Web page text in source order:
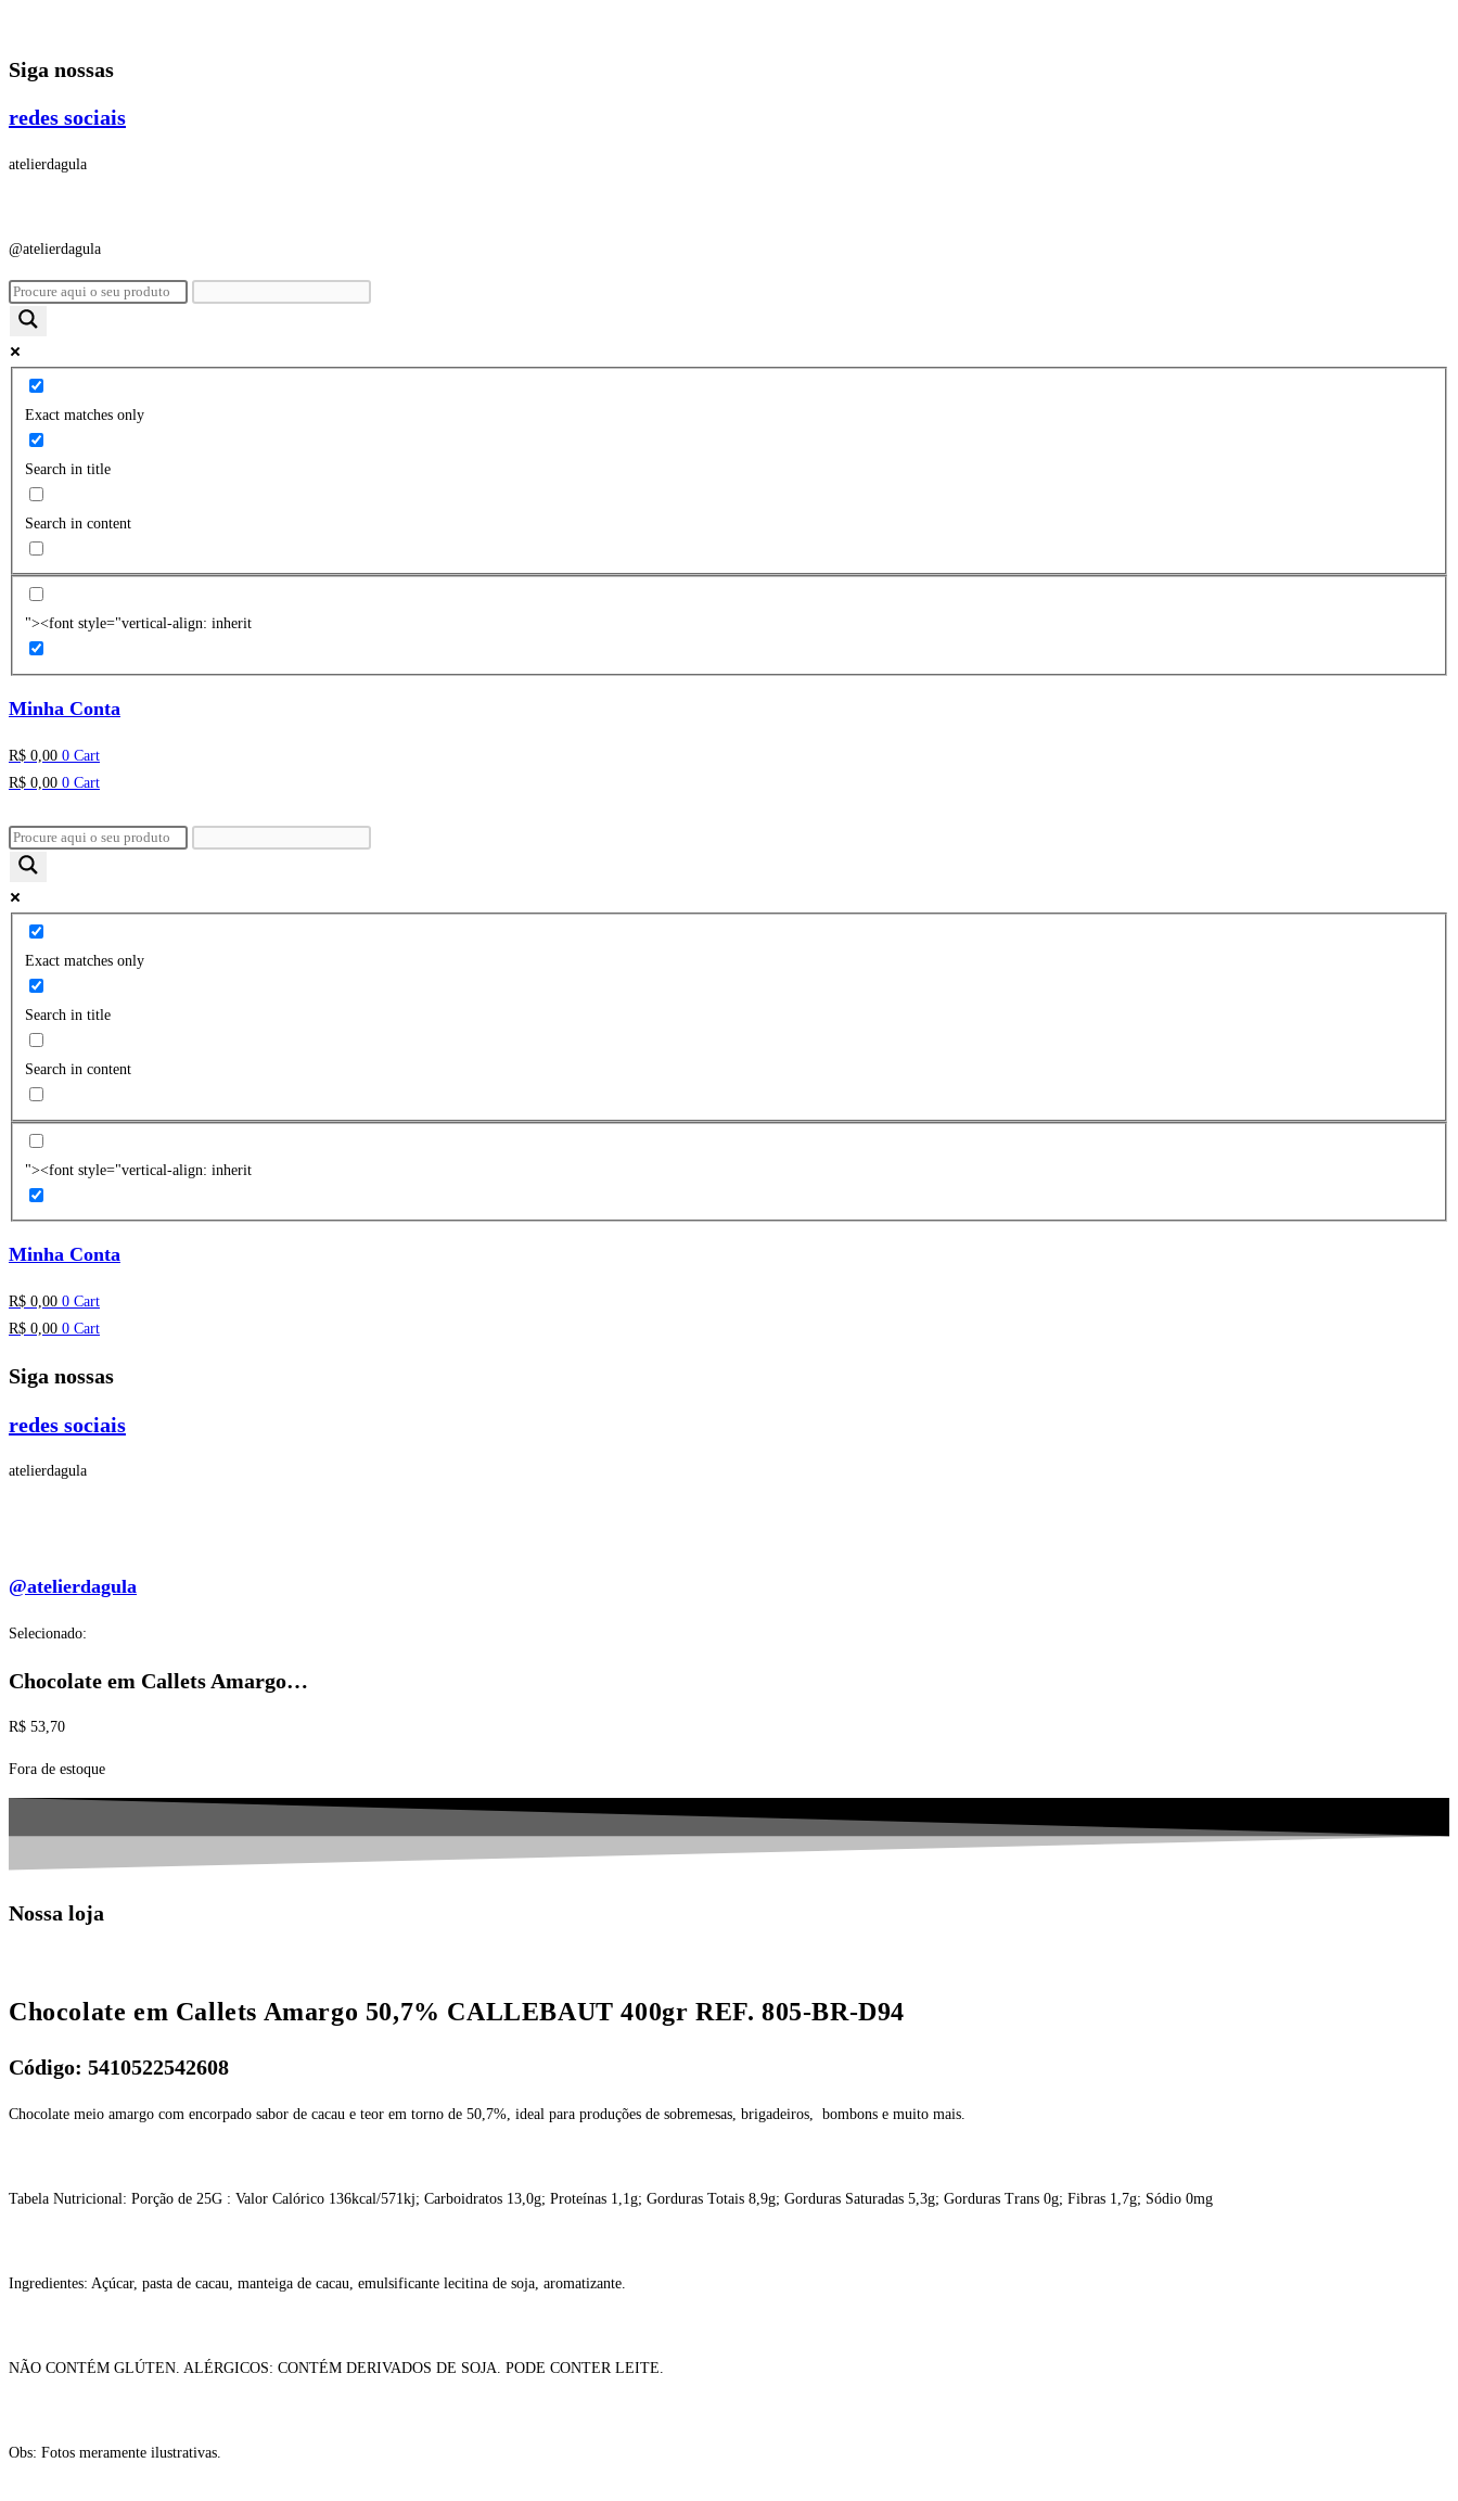
o
Siga nossas
redes sociais
atelierdagula
@atelierdagula
Exact matches only
Search in title
Search in content
"><font style="vertical-align: inherit
Minha Conta
R$ 0,00 0 Cart
R$ 0,00 0 Cart
Exact matches only
Search in title
Search in content
"><font style="vertical-align: inherit
Minha Conta
R$ 0,00 0 Cart
R$ 0,00 0 Cart
Siga nossas
redes sociais
atelierdagula
@atelierdagula
Selecionado:
Chocolate em Callets Amargo…
R$ 53,70
Fora de estoque
Nossa loja
Chocolate em Callets Amargo 50,7% CALLEBAUT 400gr REF. 805-BR-D94
Código: 5410522542608
Chocolate meio amargo com encorpado sabor de cacau e teor em torno de 50,7%, ideal para produções de sobremesas, brigadeiros, bombons e muito mais.
Tabela Nutricional: Porção de 25G : Valor Calórico 136kcal/571kj; Carboidratos 13,0g; Proteínas 1,1g; Gorduras Totais 8,9g; Gorduras Saturadas 5,3g; Gorduras Trans 0g; Fibras 1,7g; Sódio 0mg
Ingredientes: Açúcar, pasta de cacau, manteiga de cacau, emulsificante lecitina de soja, aromatizante.
NÃO CONTÉM GLÚTEN. ALÉRGICOS: CONTÉM DERIVADOS DE SOJA. PODE CONTER LEITE.
Obs: Fotos meramente ilustrativas.